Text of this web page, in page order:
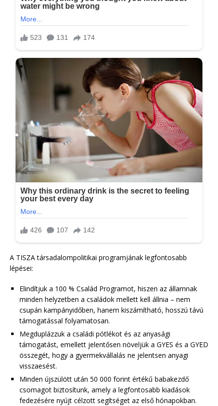
A TISZA társadalompolitikai programjának legfontosabb
lépései:
Elindítjuk a 100 % Család Programot, hiszen az államnak
minden helyzetben a családok mellett kell állnia – nem
csupán kampányidőben, hanem kiszámítható, hosszú távú
támogatással folyamatosan.
Megduplázzuk a családi pótlékot és az anyasági
támogatást, emellett jelentősen növeljük a GYES és a GYED
összegét, hogy a gyermekvállalás ne jelentsen anyagi
visszaesést.
Minden újszülött után 50 000 forint értékű babakezdő
csomagot biztosítunk, amely a legfontosabb kiadások
fedezésére nyújt célzott segítséget az első hónapokban.